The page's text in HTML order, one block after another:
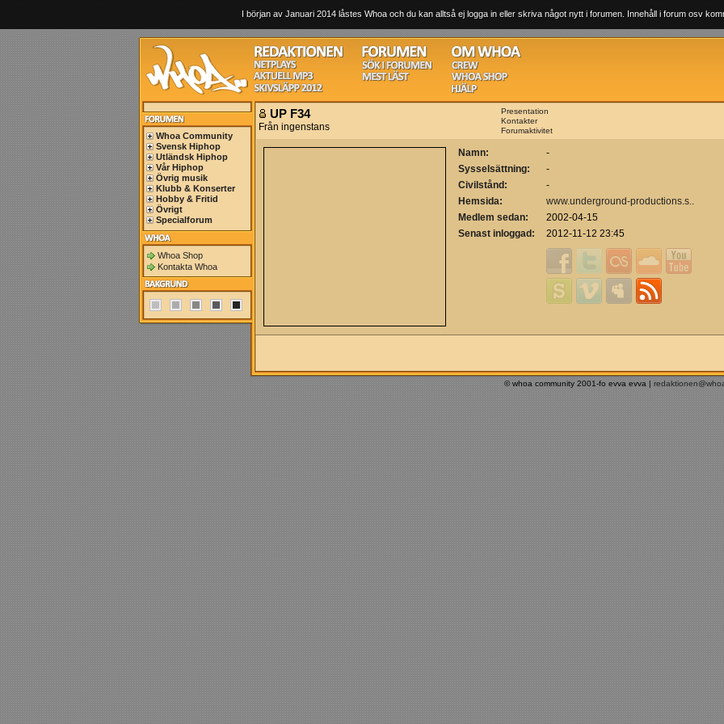
I början av Januari 2014 låstes Whoa och du kan alltså ej logga in eller skriva något nytt i forumen. Innehåll i forum osv
Whoa Community
Svensk Hiphop
Utländsk Hiphop
Vår Hiphop
Övrig musik
Klubb & Konserter
Hobby & Fritid
Övrigt
Specialforum
Whoa Shop
Kontakta Whoa
UP F34
Från ingenstans
Presentation
Kontakter
Forumaktivitet
Namn:
-
Sysselsättning:
-
Civilstånd:
-
Hemsida:
www.underground-productions.s..
Medlem sedan:
2002-04-15
Senast inloggad:
2012-11-12 23:45
© whoa community 2001-fo evva evva |